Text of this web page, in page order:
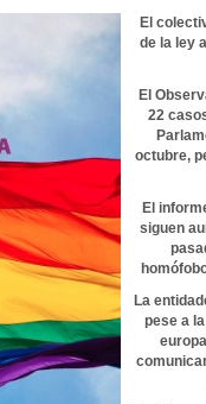
El
de la ley
El
22
octubre,
El
siguen
La
pese a